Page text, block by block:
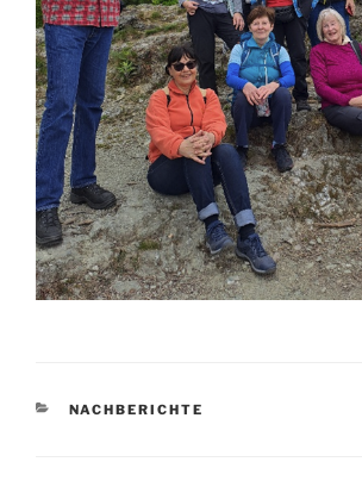
KATEGORIEN
NACHBERICHTE